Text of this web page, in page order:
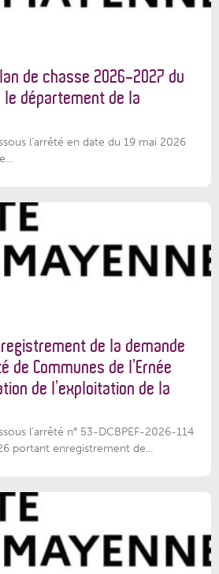
de chasse 2026-2027 du
le département de la
l’arrêté en date du 19 mai 2026
de la demande
de Communes de l’Ernée
de l’exploitation de la
l'arrêté n° 53-DCBPEF-2026-114
portant enregistrement de...